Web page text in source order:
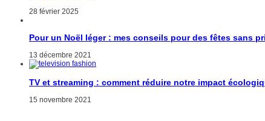
28 février 2025
Pour un Noël léger : mes conseils pour des fêtes sans
13 décembre 2021
TV et streaming : comment réduire notre impact
15 novembre 2021